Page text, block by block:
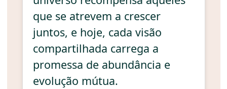
que se atrevem a crescer
juntos, e hoje, cada visão
compartilhada carrega a
promessa de abundância e
evolução mútua.